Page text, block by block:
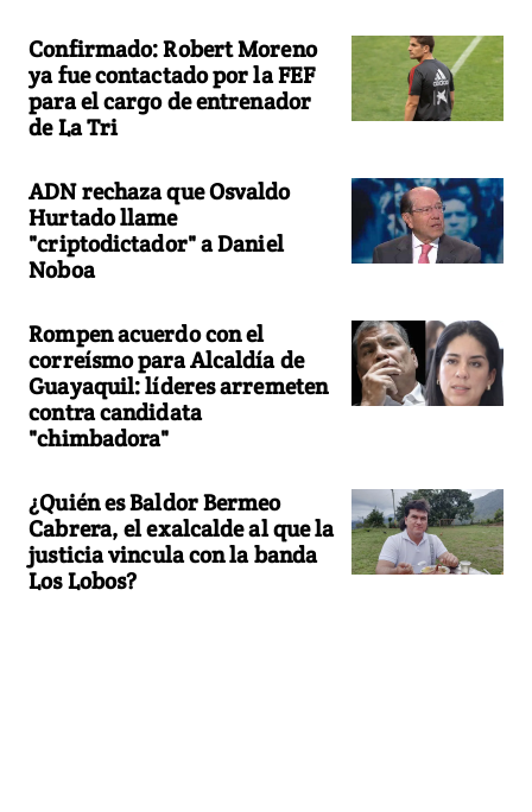
Confirmado: Robert Moreno
ya fue contactado por la FEF
para el cargo de entrenador
de La Tri
ADN rechaza que Osvaldo
Hurtado llame
"criptodictador" a Daniel
Noboa
Rompen acuerdo con el
correísmo para Alcaldía de
Guayaquil: líderes arremeten
contra candidata
"chimbadora"
¿Quién es Baldor Bermeo
Cabrera, el exalcalde al que la
justicia vincula con la banda
Los Lobos?